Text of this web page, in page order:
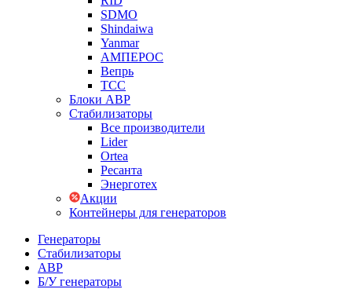
SDMO
Shindaiwa
Yanmar
АМПЕРОС
Вепрь
ТСС
Блоки АВР
Стабилизаторы
Все производители
Lider
Ortea
Ресанта
Энерготех
Акции
Контейнеры для генераторов
Генераторы
Стабилизаторы
АВР
Б/У генераторы